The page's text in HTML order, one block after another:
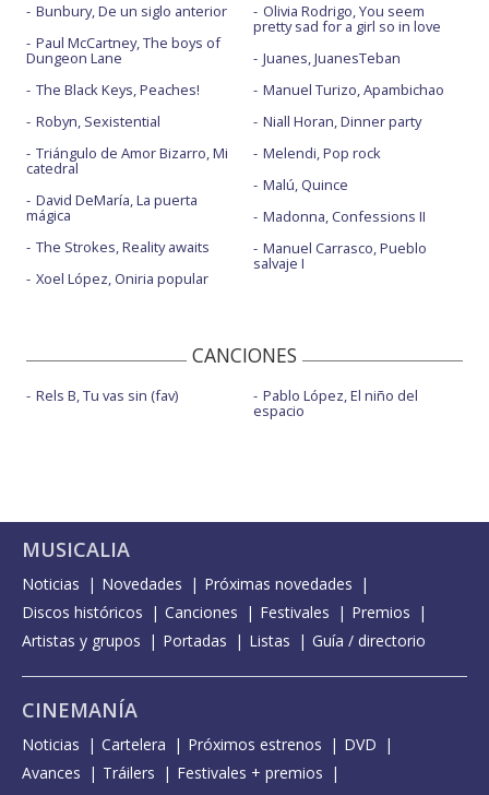
Bunbury, De un siglo anterior
Paul McCartney, The boys of
Dungeon Lane
The Black Keys, Peaches!
Robyn, Sexistential
Triángulo de Amor Bizarro, Mi
catedral
David DeMaría, La puerta
mágica
The Strokes, Reality awaits
Xoel López, Oniria popular
Olivia Rodrigo, You seem
pretty sad for a girl so in love
Juanes, JuanesTeban
Manuel Turizo, Apambichao
Niall Horan, Dinner party
Melendi, Pop rock
Malú, Quince
Madonna, Confessions II
Manuel Carrasco, Pueblo
salvaje I
CANCIONES
Rels B, Tu vas sin (fav) Pablo López, El niño del
espacio
MUSICALIA
Noticias Novedades
Próximas novedades
Discos históricos
Canciones Festivales
Premios
Artistas y grupos
Portadas Listas Guía / directorio
CINEMANÍA
Noticias Cartelera Próximos estrenos
DVD
Avances
Tráilers
Festivales + premios